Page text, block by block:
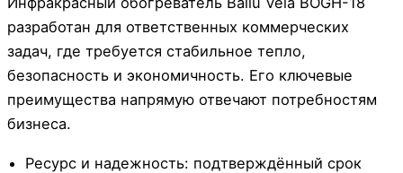
разработан для ответственных коммерческих
задач, где требуется стабильное тепло,
безопасность и экономичность. Его ключевые
преимущества напрямую отвечают потребностям
бизнеса.
Ресурс и надежность: подтверждённый срок